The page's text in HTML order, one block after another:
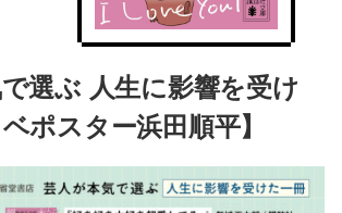
選ぶ 人生に影響を受け
ポスター浜田順平】